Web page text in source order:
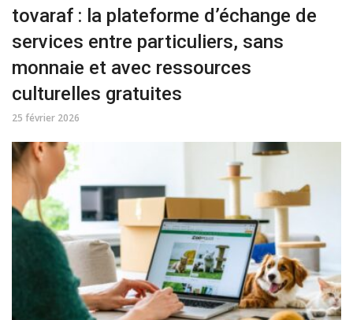
tovaraf : la plateforme d’échange de
services entre particuliers, sans
monnaie et avec ressources
culturelles gratuites
25 février 2026